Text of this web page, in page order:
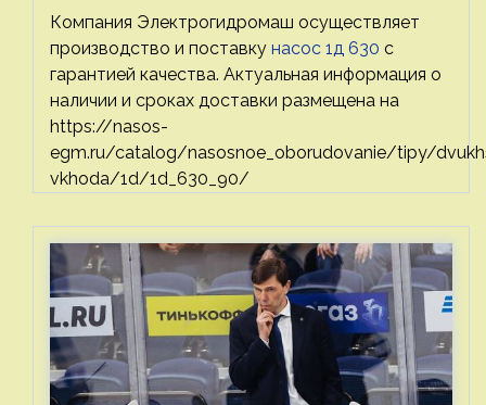
Компания Электрогидромаш осуществляет
производство и поставку насос 1д 630 с
гарантией качества. Актуальная информация о
наличии и сроках доставки размещена на
https://nasos-
egm.ru/catalog/nasosnoe_oborudovanie/tipy/
vkhoda/1d/1d_630_90/